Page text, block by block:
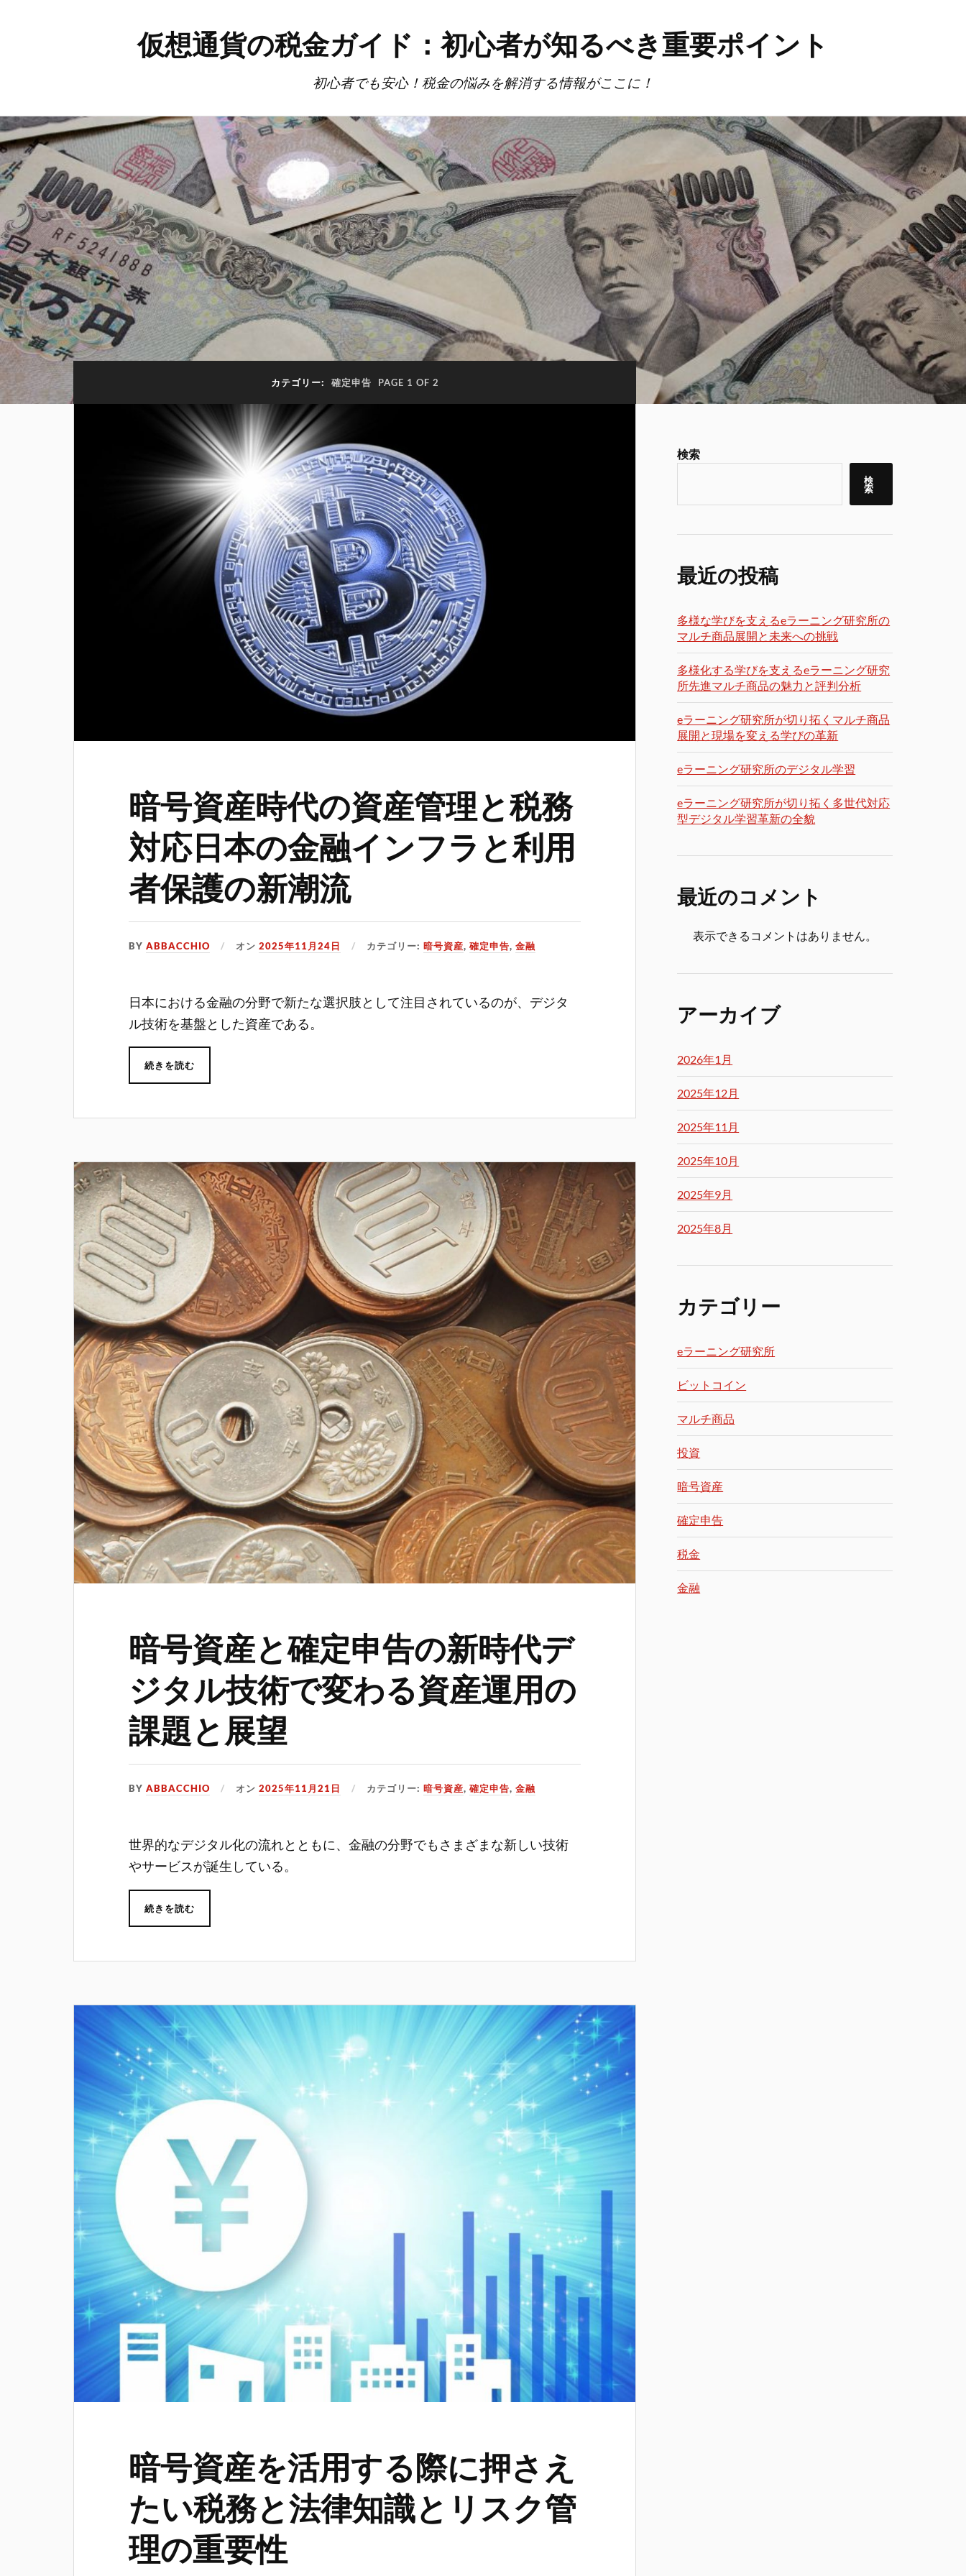
仮想通貨の税金ガイド：初心者が知るべき重要ポイント
初心者でも安心！税金の悩みを解消する情報がここに！
カテゴリー: 確定申告 PAGE 1 OF 2
暗号資産時代の資産管理と税務
対応日本の金融インフラと利用
者保護の新潮流
BYABBACCHIO オン2025年11月24日 カテゴリー:暗号資産,確定申告,金融
日本における金融の分野で新たな選択肢として注目されているのが、デジタ
ル技術を基盤とした資産である。
続きを読む
暗号資産と確定申告の新時代デ
ジタル技術で変わる資産運用の
課題と展望
BYABBACCHIO オン2025年11月21日 カテゴリー:暗号資産,確定申告,金融
世界的なデジタル化の流れとともに、金融の分野でもさまざまな新しい技術
やサービスが誕生している。
続きを読む
暗号資産を活用する際に押さえ
たい税務と法律知識とリスク管
理の重要性
検索
検
索
最近の投稿
多様な学びを支えるeラーニング研究所の
マルチ商品展開と未来への挑戦
多様化する学びを支えるeラーニング研究
所先進マルチ商品の魅力と評判分析
eラーニング研究所が切り拓くマルチ商品
展開と現場を変える学びの革新
eラーニング研究所のデジタル学習
eラーニング研究所が切り拓く多世代対応
型デジタル学習革新の全貌
最近のコメント
表示できるコメントはありません。
アーカイブ
2026年1月
2025年12月
2025年11月
2025年10月
2025年9月
2025年8月
カテゴリー
eラーニング研究所
ビットコイン
マルチ商品
投資
暗号資産
確定申告
税金
金融